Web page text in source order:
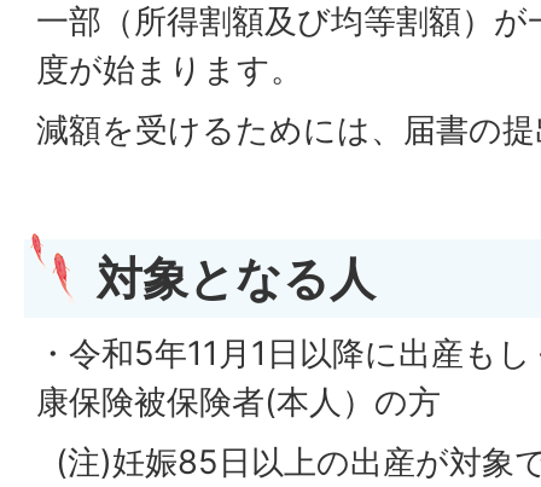
一部（所得割額及び均等割額）
度が始まります。
減額を受けるためには、届書の
対象となる人
・令和5年11月1日以降に出産も
康保険被保険者(本人）の方
(注)妊娠85日以上の出産が対象